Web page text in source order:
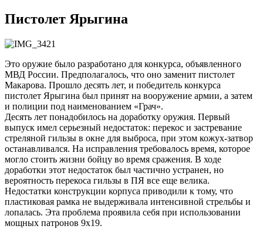
Пистолет Ярыгина
Это оружие было разработано для конкурса, объявленного
МВД России. Предполагалось, что оно заменит пистолет
Макарова. Прошло десять лет, и победитель конкурса
пистолет Ярыгина был принят на вооружение армии, а затем
и полиции под наименованием «Грач».
Десять лет понадобилось на доработку оружия. Первый
выпуск имел серьезный недостаток: перекос и застревание
стреляной гильзы в окне для выброса, при этом кожух-затвор
останавливался. На исправления требовалось время, которое
могло стоить жизни бойцу во время сражения. В ходе
доработки этот недостаток был частично устранен, но
вероятность перекоса гильзы в ПЯ все еще велика.
Недостатки конструкции корпуса приводили к тому, что
пластиковая рамка не выдерживала интенсивной стрельбы и
лопалась. Эта проблема проявила себя при использовании
мощных патронов 9х19.